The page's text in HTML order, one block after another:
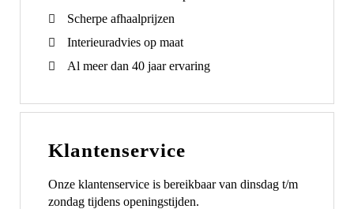
Scherpe afhaalprijzen
Interieuradvies op maat
Al meer dan 40 jaar ervaring
Klantenservice
Onze klantenservice is bereikbaar van dinsdag t/m
zondag tijdens openingstijden.